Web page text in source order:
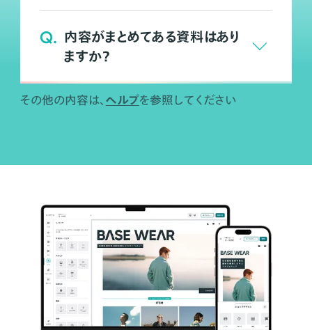
Q. 内容がまとめてある資料はあり
ますか？
その他の内容は、 ヘルプを参照してください